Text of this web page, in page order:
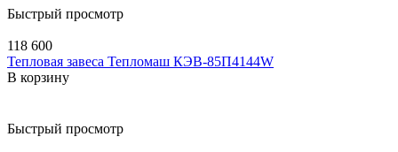
Быстрый просмотр
118 600
Тепловая завеса Тепломаш КЭВ-85П4144W
В корзину
Быстрый просмотр